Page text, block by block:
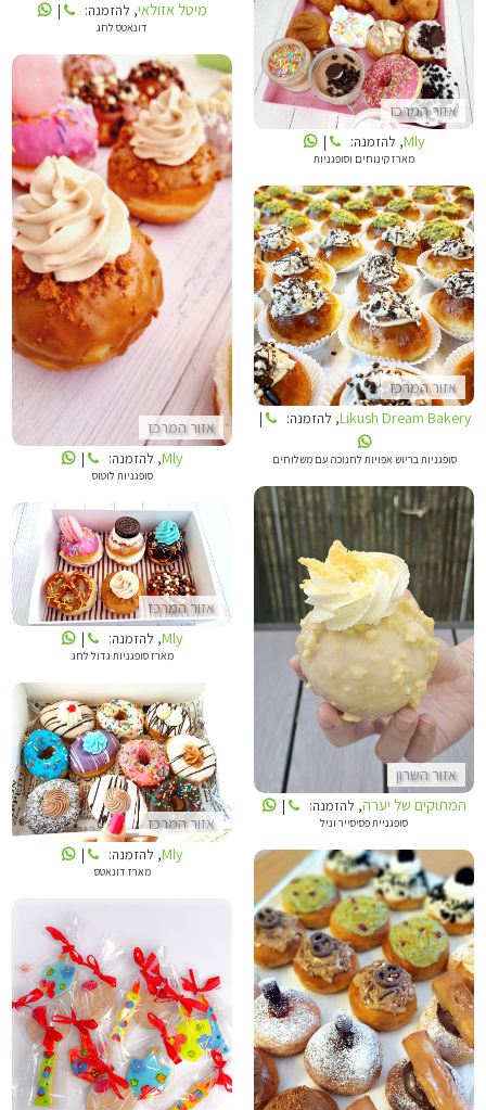
מיטל אזולאי, להזמנה: |
דונאטס לחג
אזור המרכז
MLY
Mly, להזמנה: |
מארז קינוחים וסופגניות
אזור המרכז
MLY
Mly, להזמנה: |
סופגניות לוטוס
אזור המרכז
LIKUSH DREAM BAKERY
Likush Dream Bakery, להזמנה: |
סופגניות בריוש אפויות לחנוכה עם משלוחים
אזור השרון
המתוקים של יערה
המתוקים של יערה, להזמנה: |
סופגניית פסיסייר וניל
אזור המרכז
MLY
Mly, להזמנה: |
מארז סופגניות גדול לחג
אזור המרכז
MLY
Mly, להזמנה: |
מארז דונאטס
LIKUSH DREAM BAKERY סטודיו DEBOGATO